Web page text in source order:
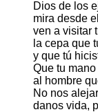
Dios de los
mira desde
ven a visitar
la cepa que
y que tú
Que tu
al hombre
No nos
danos vida,